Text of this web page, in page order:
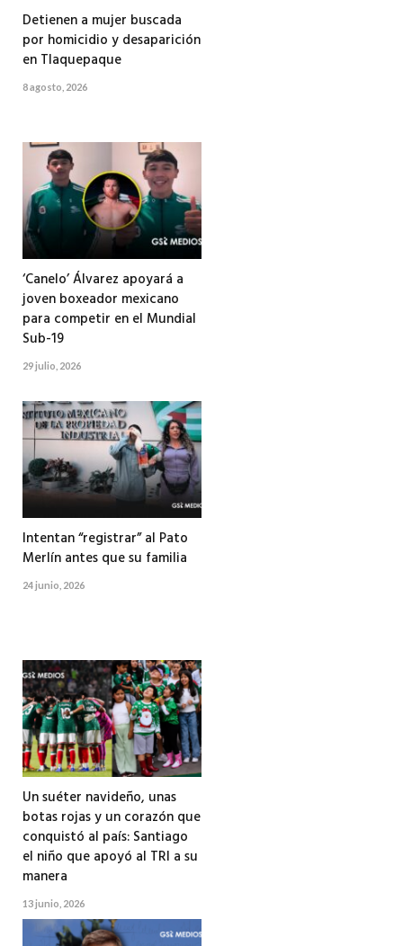
Detienen a mujer buscada
por homicidio y desaparición
en Tlaquepaque
8 agosto, 2026
‘Canelo’ Álvarez apoyará a
joven boxeador mexicano
para competir en el Mundial
Sub-19
29 julio, 2026
Intentan “registrar” al Pato
Merlín antes que su familia
24 junio, 2026
Un suéter navideño, unas
botas rojas y un corazón que
conquistó al país: Santiago
el niño que apoyó al TRI a su
manera
13 junio, 2026